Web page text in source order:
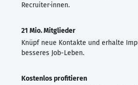
Recruiter·innen.
21 Mio. Mitglieder
Knüpf neue Kontakte und erhalte
besseres Job-Leben.
Kostenlos profitieren